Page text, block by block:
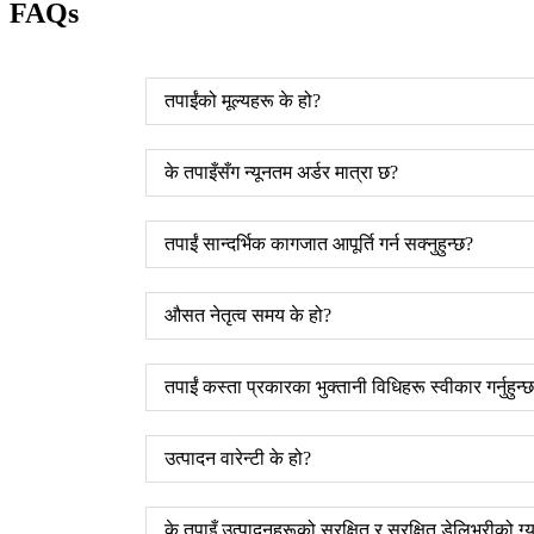
FAQs
तपाईंको मूल्यहरू के हो?
के तपाइँसँग न्यूनतम अर्डर मात्रा छ?
तपाईं सान्दर्भिक कागजात आपूर्ति गर्न सक्नुहुन्छ?
औसत नेतृत्व समय के हो?
तपाईं कस्ता प्रकारका भुक्तानी विधिहरू स्वीकार
उत्पादन वारेन्टी के हो?
के तपाइँ उत्पादनहरूको सुरक्षित र सुरक्षित डेलिभरीको